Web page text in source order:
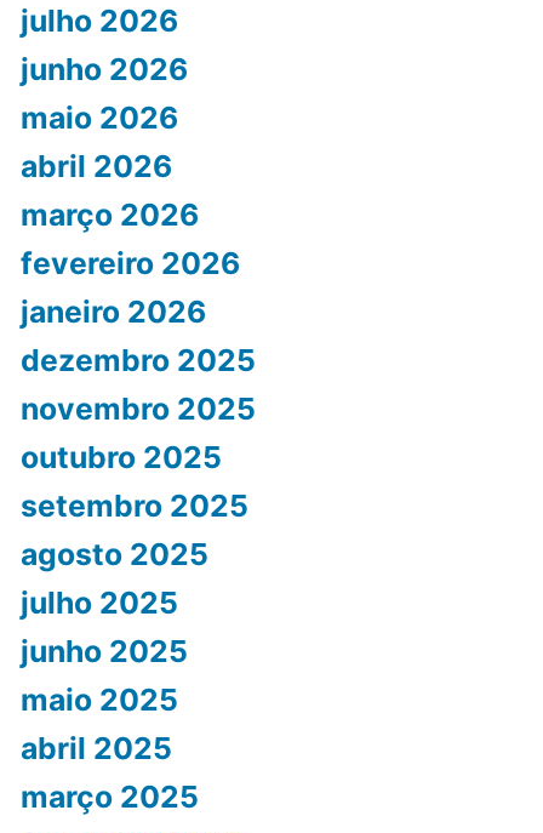
julho 2026
junho 2026
maio 2026
abril 2026
março 2026
fevereiro 2026
janeiro 2026
dezembro 2025
novembro 2025
outubro 2025
setembro 2025
agosto 2025
julho 2025
junho 2025
maio 2025
abril 2025
março 2025